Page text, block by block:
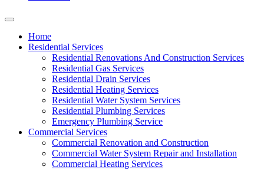
Home
Residential Services
Residential Renovations And Construction Services
Residential Gas Services
Residential Drain Services
Residential Heating Services
Residential Water System Services
Residential Plumbing Services
Emergency Plumbing Service
Commercial Services
Commercial Renovation and Construction
Commercial Water System Repair and Installation
Commercial Heating Services